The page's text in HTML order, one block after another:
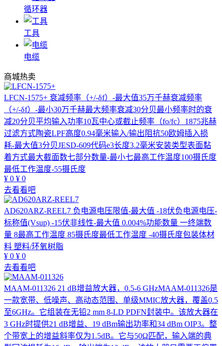
循环器
工具
电缆
商城热卖
LFCN-1575+ 衰减频率（+/-δf）-最大值35万千赫衰减频率
（+/-δf）-最小30万千赫最大频率衰减30分贝最小频率时的衰
减20分贝平均输入功率10瓦中心或截止频率（fo/fc）1875兆赫
过滤方式陶瓷LPF高度0.94毫米输入/输出阻抗50欧姆插入损
耗-最大值3分贝JESD-609代码e3长度3.2毫米安装类型表面黏
着方式最大截面数七部分数量-最小七最高工作温度100摄氏度
最低工作温度-55摄氏度
¥ 0 ¥ 0
去看看吧
AD620ARZ-REEL7 负电源电压限值-最大值 -18伏负电源电压-
标称值(Vsup) -15伏非线性-最大值 0.004%功能数量 一终端数
量 8最高工作温度 85摄氏度最低工作温度 -40摄氏度包装体材
料 塑料/环氧树脂
¥ 0 ¥ 0
去看看吧
MAAM-011326 21 dB增益放大器，0.5-6 GHzMAAM-011326是
一款宽带、低噪声、高动态范围、单级MMIC放大器，覆盖0.5
至6GHz。它组装在无铅2 mm 8-LD PDFN封装中。该放大器在
3 GHz时提供21 dB增益、19 dBm输出功率和34 dBm OIP3。整
个带宽上的增益斜率仅为1.5dB。它与50Ω匹配，输入端的典